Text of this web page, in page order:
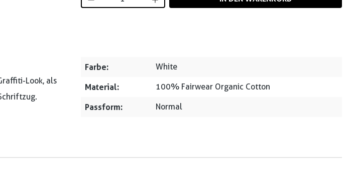
Look, als
Farbe: White
Material: 100% Fairwear Organic Cotton
Passform: Normal